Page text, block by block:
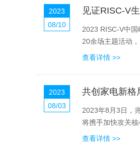
2023
08/10
见证RISC-V
2023 RISC-V中国峰会将于8月23日至25日在北京香格里拉饭店举行。今年的峰会以“RISC-V生态共建”为主题，采用主论坛、技术研讨会、现场展览、同期活动等多种方式，通过
20余场主题活动
查看详情 >>
2023
08/03
共创家电新格
2023年8月3日，兆易创新科
将携手加快攻关
查看详情 >>